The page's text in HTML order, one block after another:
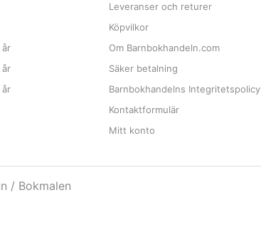
Leveranser och returer
Köpvilkor
Om Barnbokhandeln.com
Säker betalning
Barnbokhandelns Integritetspolicy
Kontaktformulär
Mitt konto
/ Bokmalen